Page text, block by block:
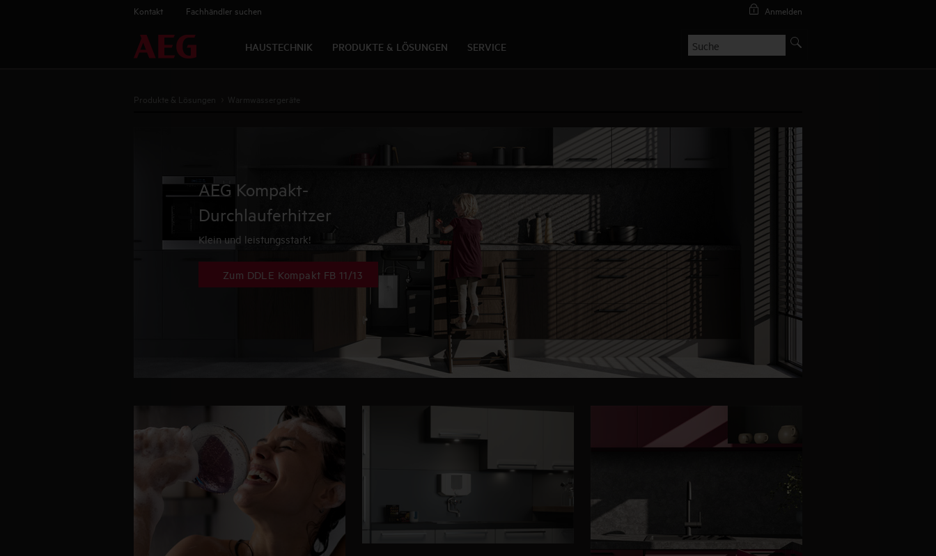
Anmelden
Kontakt Fachhändler suchen
HAUSTECHNIK PRODUKTE & LÖSUNGEN SERVICE
Produkte & Lösungen Warmwassergeräte
AEG Kompakt-
Durchlauferhitzer
Klein und leistungsstark!
Zum DDLE Kompakt FB 11/13